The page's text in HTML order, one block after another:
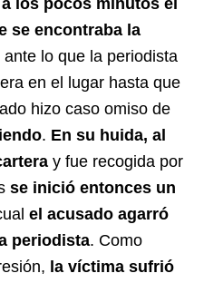
los pocos minutos el
se encontraba la
ante lo que la periodista
en el lugar hasta que
hizo caso omiso de
. En su huida, al
y fue recogida por
se inició entonces un
el acusado agarró
periodista. Como
la víctima sufrió